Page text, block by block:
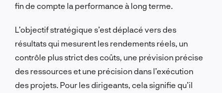
fin de compte la performance à long terme.
L’objectif stratégique s’est déplacé vers des
résultats qui mesurent les rendements réels, un
contrôle plus strict des coûts, une prévision précise
des ressources et une précision dans l’exécution
des projets. Pour les dirigeants, cela signifie qu’il